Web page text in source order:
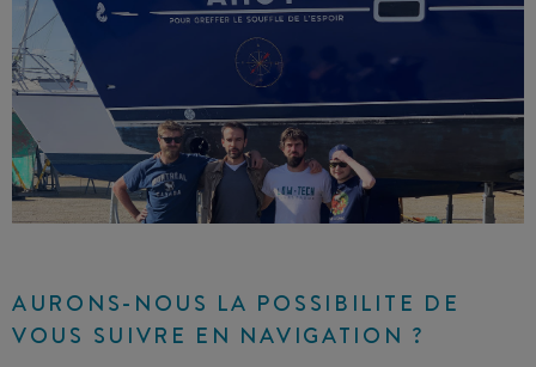
AURONS-NOUS LA POSSIBILITE DE
VOUS SUIVRE EN NAVIGATION ?